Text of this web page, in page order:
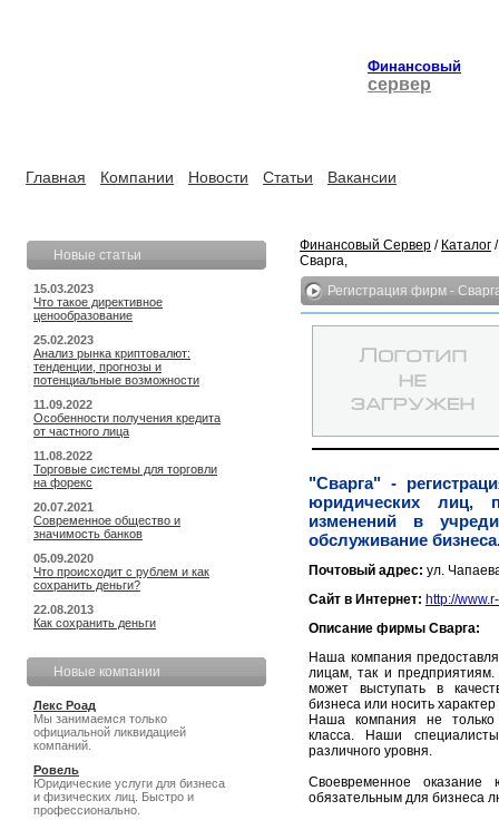
Финансовый
сервер
Главная Компании Новости Статьи Вакансии
Новые статьи
15.03.2023
Что такое директивное
ценообразование
25.02.2023
Анализ рынка криптовалют:
тенденции, прогнозы и
потенциальные возможности
11.09.2022
Особенности получения кредита
от частного лица
11.08.2022
Торговые системы для торговли
на форекс
20.07.2021
Современное общество и
значимость банков
05.09.2020
Что происходит с рублем и как
сохранить деньги?
22.08.2013
Как сохранить деньги
Новые компании
Лекс Роад
Мы занимаемся только
официальной ликвидацией
компаний.
Ровель
Юридические услуги для бизнеса
и физических лиц. Быстро и
профессионально.
Финансовый Сервер / Каталог
Сварга,
Регистрация фирм -
"Сварга" -
юридических лиц,
изменений в
обслуживание
Почтовый адрес: ул.
Сайт в Интернет: http://
Описание фирмы Сварга:
Наша компания
лицам, так и
может выступать в
бизнеса или носить характер
Наша компания не только
класса. Наши
различного уровня.
Своевременное
обязательным для бизнеса